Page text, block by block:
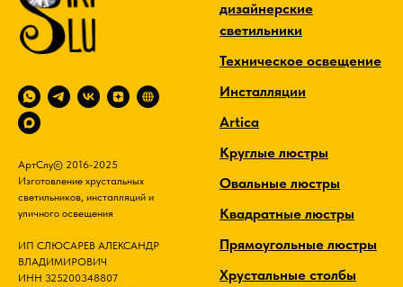
АртСлу© 2016-2025
Изготовление хрустальных
светильников, инсталляций и
уличного освещения
ИП СЛЮСАРЕВ АЛЕКСАНДР
ВЛАДИМИРОВИЧ
ИНН 325200348807
дизайнерские
светильники
Техническое освещение
Инсталляции
Artica
Круглые люстры
Овальные люстры
Квадратные люстры
Прямоугольные люстры
Хрустальные столбы